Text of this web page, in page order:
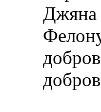
Джяна